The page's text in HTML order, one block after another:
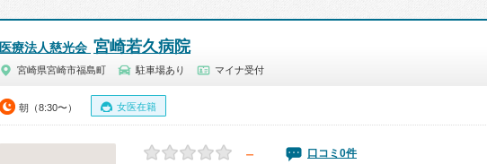
医療法人慈光会 宮崎若久病院
宮崎県宮崎市福島町 駐車場あり マイナ受付
朝（8:30〜） 女医在籍
－ 口コミ0件